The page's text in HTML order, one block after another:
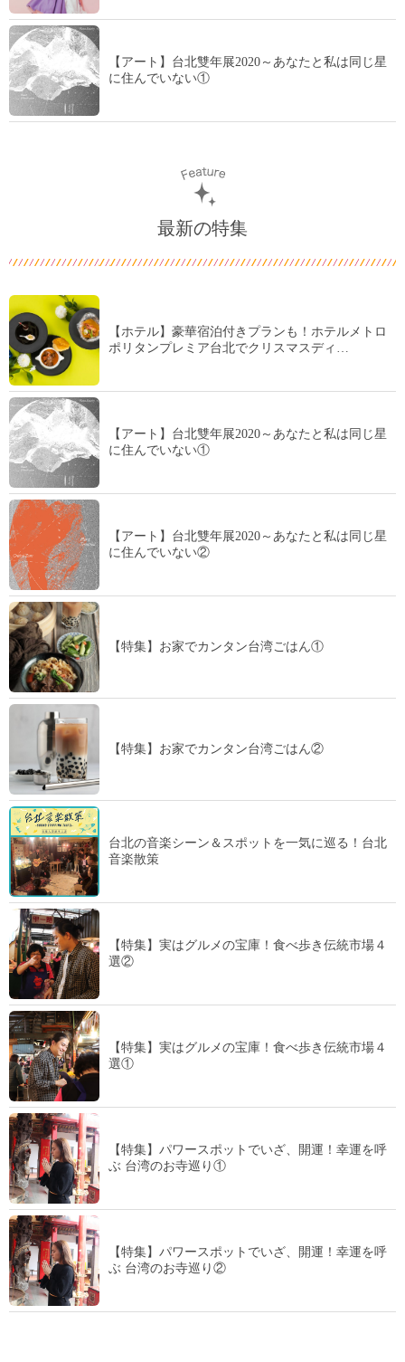
【アート】台北雙年展2020～あなたと私は同じ星
に住んでいない①
最新の特集
【ホテル】豪華宿泊付きプランも！ホテルメトロ
ポリタンプレミア台北でクリスマスディ…
【アート】台北雙年展2020～あなたと私は同じ星
に住んでいない①
【アート】台北雙年展2020～あなたと私は同じ星
に住んでいない②
【特集】お家でカンタン台湾ごはん①
【特集】お家でカンタン台湾ごはん②
台北の音楽シーン＆スポットを一気に巡る！台北
音楽散策
【特集】実はグルメの宝庫！食べ歩き伝統市場４
選②
【特集】実はグルメの宝庫！食べ歩き伝統市場４
選①
【特集】パワースポットでいざ、開運！幸運を呼
ぶ 台湾のお寺巡り①
【特集】パワースポットでいざ、開運！幸運を呼
ぶ 台湾のお寺巡り②